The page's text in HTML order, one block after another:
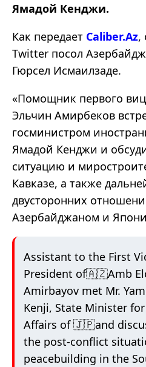
Ямадой Кенджи.
Как передает Caliber.Az,
Twitter посол
Гюрсел Исмаилзаде.
«Помощник первого
Эльчин Амирбеков
госминистром
Ямадой Кенджи и
ситуацию и
Кавказе, а также
двусторонних
Азербайджаном и
Assistant to the First
President of🇦🇿Amb
Amirbayov met Mr.
Kenji, State Minister
Affairs of 🇯🇵and
the post-conflict
peacebuilding in the